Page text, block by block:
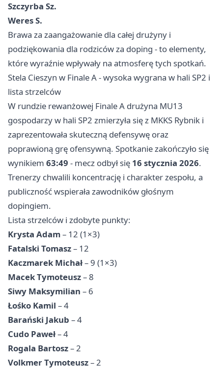
Szczyrba Sz.
Weres S.
Brawa za zaangażowanie dla całej drużyny i
podziękowania dla rodziców za doping - to elementy,
które wyraźnie wpływały na atmosferę tych spotkań.
Stela Cieszyn w Finale A - wysoka wygrana w hali SP2 i
lista strzelców
W rundzie rewanżowej Finale A drużyna MU13
gospodarzy w hali SP2 zmierzyła się z MKKS Rybnik i
zaprezentowała skuteczną defensywę oraz
poprawioną grę ofensywną. Spotkanie zakończyło się
wynikiem 63:49 - mecz odbył się 16 stycznia 2026.
Trenerzy chwalili koncentrację i charakter zespołu, a
publiczność wspierała zawodników głośnym
dopingiem.
Lista strzelców i zdobyte punkty:
Krysta Adam– 12 (1×3)
Fatalski Tomasz– 12
Kaczmarek Michał– 9 (1×3)
Macek Tymoteusz– 8
Siwy Maksymilian – 6
Łośko Kamil – 4
Barański Jakub – 4
Cudo Paweł– 4
Rogala Bartosz– 2
Volkmer Tymoteusz– 2